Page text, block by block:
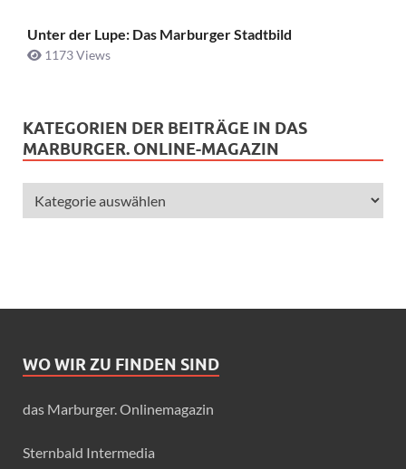
Unter der Lupe: Das Marburger Stadtbild
1173 Views
KATEGORIEN DER BEITRÄGE IN DAS
MARBURGER. ONLINE-MAGAZIN
WO WIR ZU FINDEN SIND
das Marburger. Onlinemagazin
Sternbald Intermedia